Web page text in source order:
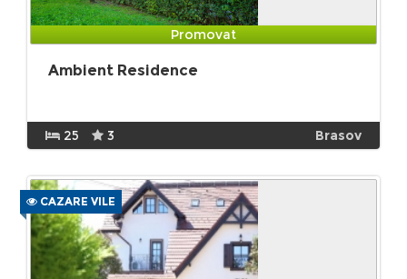
Promovat
Ambient Residence
25 3 Brasov
CAZARE VILE